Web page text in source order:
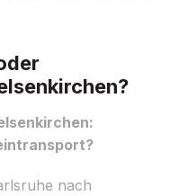
nach